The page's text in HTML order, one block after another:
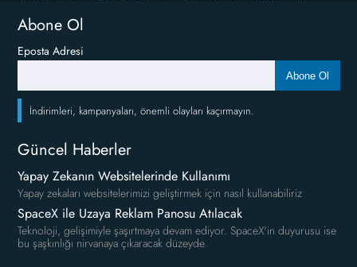
Abone Ol
Eposta Adresi
Abone Ol
İndirimleri, kampanyaları, önemli olayları kaçırmayın.
Güncel Haberler
Yapay Zekanın Websitelerinde Kullanımı
Yapay zekaları websitelerimizi geliştirmek için nasıl kullanabiliriz
SpaceX ile Uzaya Reklam Panosu Atılacak
Teknoloji, gelişimiyle şaşırtmaya devam ediyor. SpaceX'in duyurusu ise
bu şaşkınlığı nirvanaya çıkaracak düzeyde.